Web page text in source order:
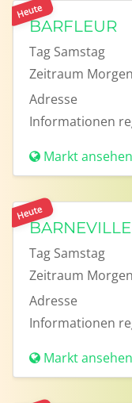
Heute
BARFLEUR
Tag Samstag
Zeitraum Morgen
Adresse
Informationen
Markt ansehen
Heute
Tag Samstag
Zeitraum Morgen
Adresse
Informationen
Markt ansehen